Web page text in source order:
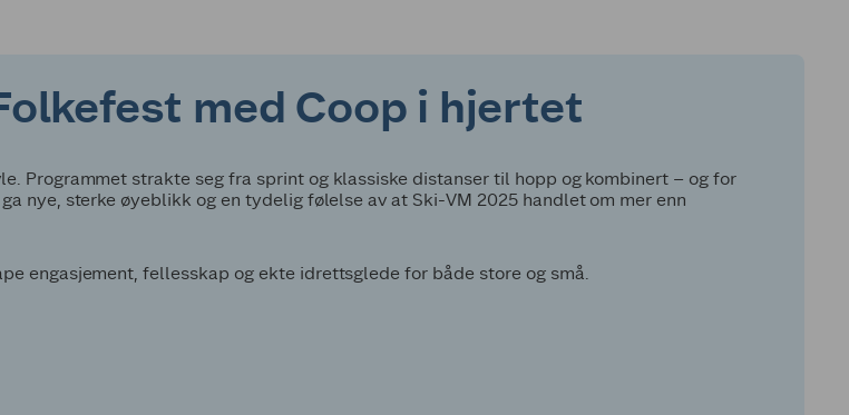
med Coop i hjertet
Programmet strakte seg fra sprint og klassiske distanser til hopp og kombinert – og for
nye, sterke øyeblikk og en tydelig følelse av at Ski-VM 2025 handlet om mer enn
engasjement, fellesskap og ekte idrettsglede for både store og små.